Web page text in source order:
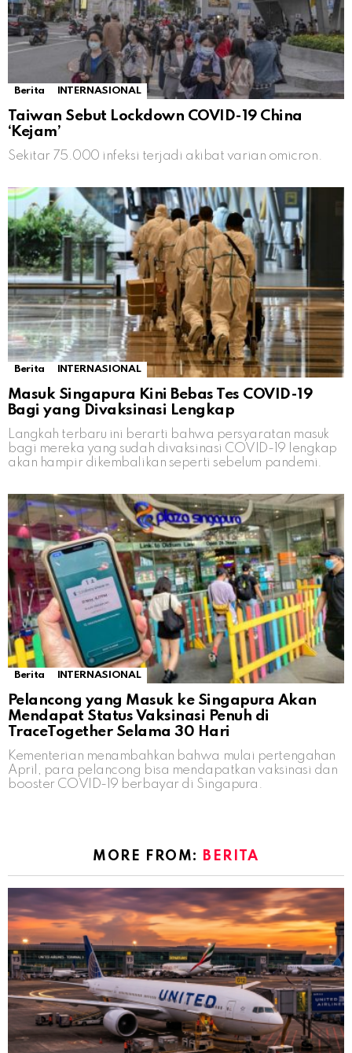
Berita INTERNASIONAL
Taiwan Sebut Lockdown COVID-19 China
‘Kejam’
Sekitar 75.000 infeksi terjadi akibat varian omicron.
Berita INTERNASIONAL
Masuk Singapura Kini Bebas Tes COVID-19
Bagi yang Divaksinasi Lengkap
Langkah terbaru ini berarti bahwa persyaratan masuk
bagi mereka yang sudah divaksinasi COVID-19 lengkap
akan hampir dikembalikan seperti sebelum pandemi.
Berita INTERNASIONAL
Pelancong yang Masuk ke Singapura Akan
Mendapat Status Vaksinasi Penuh di
TraceTogether Selama 30 Hari
Kementerian menambahkan bahwa mulai pertengahan
April, para pelancong bisa mendapatkan vaksinasi dan
booster COVID-19 berbayar di Singapura.
MORE FROM: BERITA